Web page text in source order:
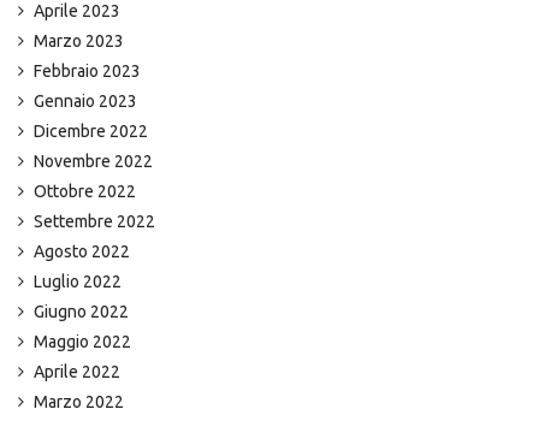
Aprile 2023
Marzo 2023
Febbraio 2023
Gennaio 2023
Dicembre 2022
Novembre 2022
Ottobre 2022
Settembre 2022
Agosto 2022
Luglio 2022
Giugno 2022
Maggio 2022
Aprile 2022
Marzo 2022